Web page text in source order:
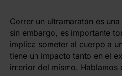
Correr un ultramaratón es
sin embargo, es importante
implica someter al cuerpo a
tiene un impacto tanto en el
interior del mismo. Hablamos